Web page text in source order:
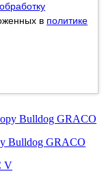
в политике
Bulldog GRACO